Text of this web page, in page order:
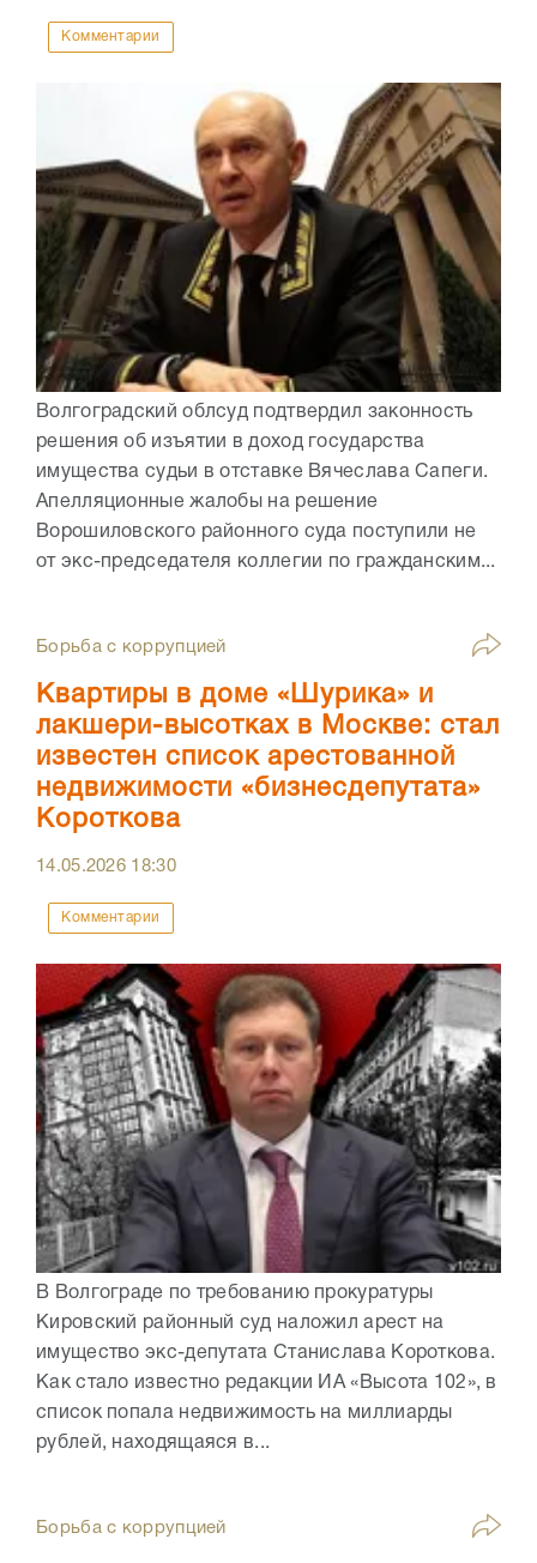
Комментарии
Волгоградский облсуд подтвердил законность
решения об изъятии в доход государства
имущества судьи в отставке Вячеслава Сапеги.
Апелляционные жалобы на решение
Ворошиловского районного суда поступили не
от экс-председателя коллегии по гражданским...
Борьба с коррупцией
Квартиры в доме «Шурика» и
лакшери-высотках в Москве: стал
известен список арестованной
недвижимости «бизнесдепутата»
Короткова
14.05.2026 18:30
Комментарии
В Волгограде по требованию прокуратуры
Кировский районный суд наложил арест на
имущество экс-депутата Станислава Короткова.
Как стало известно редакции ИА «Высота 102», в
список попала недвижимость на миллиарды
рублей, находящаяся в...
Борьба с коррупцией